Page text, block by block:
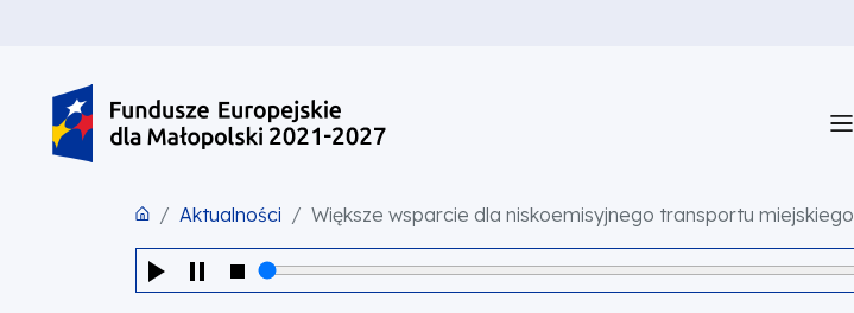
Aktualności Większe wsparcie dla niskoemisyjnego transportu miejskiego